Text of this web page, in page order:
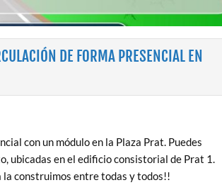
DE FORMA PRESENCIAL EN
con un módulo en la Plaza Prat. Puedes
ubicadas en el edificio consistorial de Prat 1.
la construimos entre todas y todos!!